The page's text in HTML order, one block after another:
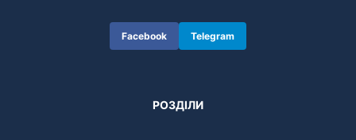
Facebook Telegram
РОЗДІЛИ